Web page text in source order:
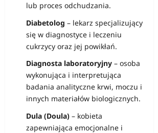
lub proces odchudzania.
Diabetolog – lekarz specjalizujący
się w diagnostyce i leczeniu
cukrzycy oraz jej powikłań.
Diagnosta laboratoryjny – osoba
wykonująca i interpretująca
badania analityczne krwi, moczu i
innych materiałów biologicznych.
Dula (Doula) – kobieta
zapewniająca emocjonalne i